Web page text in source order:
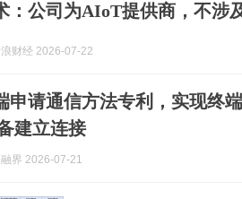
：公司为AIoT提供商，不涉
财经 2026-07-22
申请通信方法专利，实现终
建立连接
界 2026-07-21